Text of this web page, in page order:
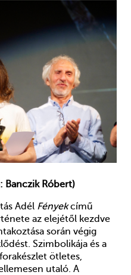
Banczik Róbert)
Adél Fényekcímű
az elejétől kezdve
során végig
Szimbolikája és a
ötletes,
utaló. A